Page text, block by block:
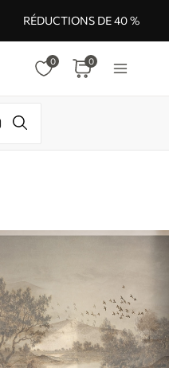
RÉDUCTIONS DE 40 %
0 0